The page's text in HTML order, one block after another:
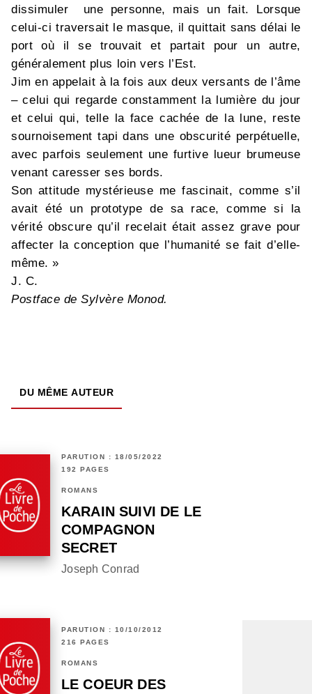
dissimuler une personne, mais un fait. Lorsque
celui-ci traversait le masque, il quittait sans délai le
port où il se trouvait et partait pour un autre,
généralement plus loin vers l’Est.
Jim en appelait à la fois aux deux versants de l’âme
– celui qui regarde constamment la lumière du jour
et celui qui, telle la face cachée de la lune, reste
sournoisement tapi dans une obscurité perpétuelle,
avec parfois seulement une furtive lueur brumeuse
venant caresser ses bords.
Son attitude mystérieuse me fascinait, comme s’il
avait été un prototype de sa race, comme si la
vérité obscure qu’il recelait était assez grave pour
affecter la conception que l’humanité se fait d’elle-
même. »
J. C.
Postface de Sylvère Monod.
DU MÊME AUTEUR
PARUTION : 18/05/2022
192 PAGES
ROMANS
KARAIN SUIVI DE LE
COMPAGNON
SECRET
Joseph Conrad
PARUTION : 10/10/2012
216 PAGES
ROMANS
LE COEUR DES